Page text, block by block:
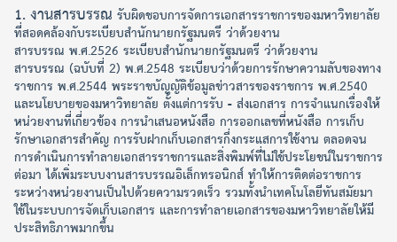
1. งานสารบรรณ รับผิดชอบการจัดการเอกสารราชการของมหาวิทยาลัย
ที่สอดคล้องกับระเบียบสำนักนายกรัฐมนตรี ว่าด้วยงาน
สารบรรณ พ.ศ.2526 ระเบียบสำนักนายกรัฐมนตรี ว่าด้วยงาน
สารบรรณ (ฉบับที่ 2) พ.ศ.2548 ระเบียบว่าด้วยการรักษาความลับของทาง
ราชการ พ.ศ.2544 พระราชบัญญัติข้อมูลข่าวสารของราชการ พ.ศ.2540
และนโยบายของมหาวิทยาลัย ตั้งแต่การรับ - ส่งเอกสาร การจำแนกเรื่องให้
หน่วยงานที่เกี่ยวข้อง การนำเสนอหนังสือ การออกเลขที่หนังสือ การเก็บ
รักษาเอกสารสำคัญ การรับฝากเก็บเอกสารกึ่งกระแสการใช้งาน ตลอดจน
การดำเนินการทำลายเอกสารราชการและสิ่งพิมพ์ที่ไม่ใช้ประโยชน์ในราชการ
ต่อมา ได้เพิ่มระบบงานสารบรรณอิเล็กทรอนิกส์ ทำให้การติดต่อราชการ
ระหว่างหน่วยงานเป็นไปด้วยความรวดเร็ว รวมทั้งนำเทคโนโลยีทันสมัยมา
ใช้ในระบบการจัดเก็บเอกสาร และการทำลายเอกสารของมหาวิทยาลัยให้มี
ประสิทธิภาพมากขึ้น